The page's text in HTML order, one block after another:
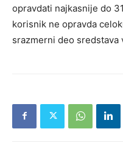
opravdati najkasnije do
korisnik ne opravda
srazmerni deo sredstava